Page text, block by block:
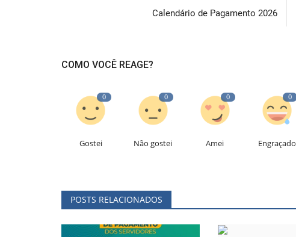
Calendário de Pagamento 2026
COMO VOCÊ REAGE?
0
Gostei
0
Não gostei
0
Amei
0
Engraçado
POSTS RELACIONADOS